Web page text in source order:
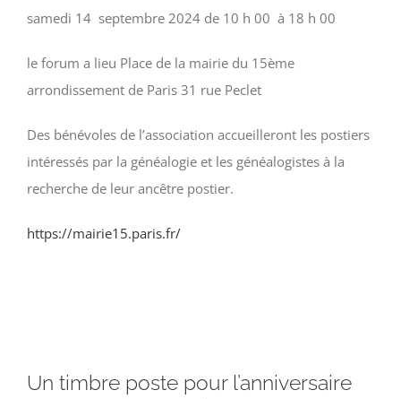
samedi 14 septembre 2024 de 10 h 00 à 18 h 00
le forum a lieu Place de la mairie du 15ème
arrondissement de Paris 31 rue Peclet
Des bénévoles de l’association accueilleront les postiers
intéressés par la généalogie et les généalogistes à la
recherche de leur ancêtre postier.
https://mairie15.paris.fr/
Un timbre poste pour l’anniversaire